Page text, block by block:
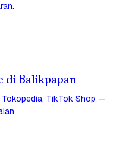
di Balikpapan
TikTok Shop —